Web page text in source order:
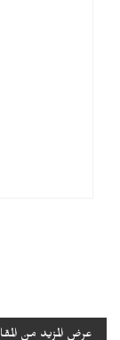
عرض المزيد من